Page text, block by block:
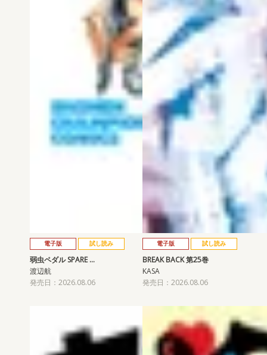
電子版 試し読み
弱虫ペダル SPARE …
渡辺航
発売日：2026.08.06
電子版 試し読み
BREAK BACK 第25巻
KASA
発売日：2026.08.06